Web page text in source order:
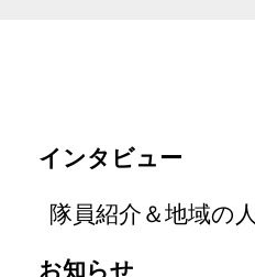
インタビュー
隊員紹介＆地域の
お知らせ